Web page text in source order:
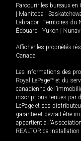
Parcourir les bureaux en
Manitoba
Labrador
Territoires du
Édouard
Yukon
Afficher les propriétés
Canada
Les informations des
Royal LePageMD et du
canadienne de
inscriptions tenues par
LePage et ses
garantie et devrait être
appartient à
REALTOR.ca